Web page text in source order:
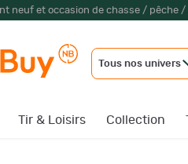
neuf et occasion de chasse / pêche /
Tous nos univers
Tir & Loisirs Collection